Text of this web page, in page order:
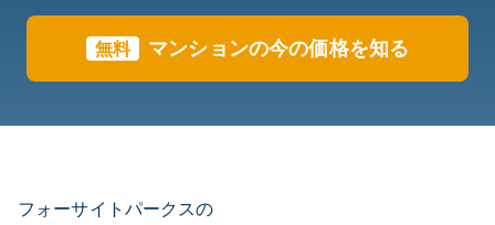
無料 マンションの今の価格を知る
フォーサイトパークスの